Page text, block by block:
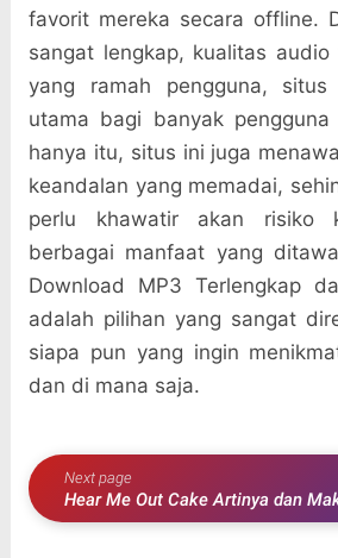
favorit mereka secara offline.
sangat lengkap, kualitas
yang ramah pengguna,
utama bagi banyak
hanya itu, situs ini juga
keandalan yang memadai,
perlu khawatir akan risiko
berbagai manfaat yang
Download MP3 Terlengkap
adalah pilihan yang sangat
siapa pun yang ingin
dan di mana saja.
Next page
Hear Me Out Cake Artinya dan
Kekayaan Rasa